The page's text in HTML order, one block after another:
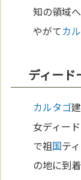
知の領域
やがてカ
ディード
カルタゴ
女ディー
で祖国テ
の地に到